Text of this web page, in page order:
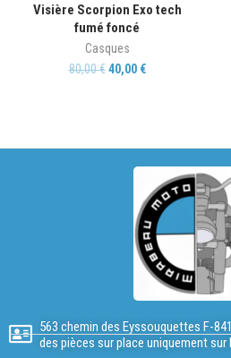
Visière Scorpion Exo tech
fumé foncé
Casques
80,00€ 40,00 €
563 chemin des Eyssouquettes F-
des pièces sur place uniquement sur